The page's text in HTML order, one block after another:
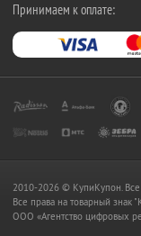
Принимаем к оплате:
2010-2026 © КупиКупон.
Все права на товарный знак
OOO «Агентство цифровых